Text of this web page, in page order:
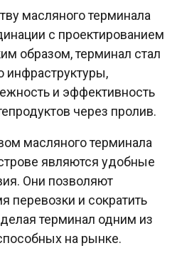
масляного терминала
с проектированием
образом, терминал стал
инфраструктуры,
и эффективность
через пролив.
масляного терминала
являются удобные
Они позволяют
перевозки и сократить
терминал одним из
на рынке.